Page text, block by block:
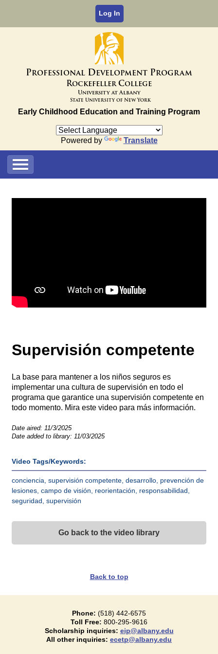
Log In
Professional Development Program
RockefellerCollege
University at Albany
State University of New York
Early Childhood Education and Training Program
Powered by Translate
Supervisión competente
La base para mantener a los niños seguros es
implementar una cultura de supervisión en todo el
programa que garantice una supervisión competente en
todo momento. Mira este video para más información.
Date aired: 11/3/2025
Date added to library: 11/03/2025
Video Tags/Keywords:
conciencia, supervisión competente, desarrollo, prevención de
lesiones, campo de visión, reorientación, responsabilidad,
seguridad, supervisión
Go back to the video library
Back to top
Phone: (518) 442-6575
Toll Free: 800-295-9616
Scholarship inquiries: eip@albany.edu
All other inquiries: ecetp@albany.edu